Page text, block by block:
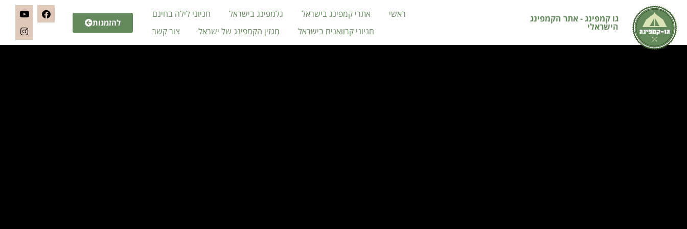
גו קמפינג - אתר הקמפינג
הישראלי
ראשי אתרי קמפינג בישראל גלמפינג בישראל
חניוני לילה בחינם
חניוני קרוואנים בישראל
מגזין הקמפינג של ישראל צור קשר
להזמנות